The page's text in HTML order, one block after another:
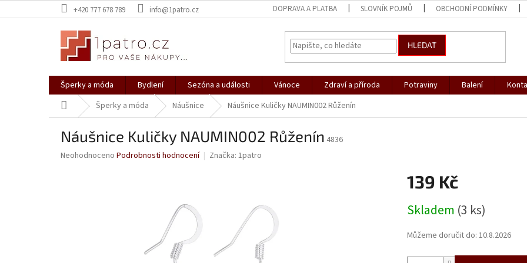
na
+420 777 678 789 info@1patro.cz DOPRAVA A PLATBA SLOVNÍK POJMŮ OBCHODNÍ PODMÍNKY
HLEDAT
Šperky a móda Bydlení Sezóna a události Vánoce Zdraví a příroda Potraviny Balení
Domů Šperky a móda Náušnice Náušnice Kuličky NAUMIN002 Růženín
Náušnice Kuličky NAUMIN002 Růženín 4836
Průměrné
Neohodnoceno Podrobnosti hodnocení Značka: 1patro
139 Kč
cena:
Skladem (3 ks)
Můžeme doručit do: 10.8.2026